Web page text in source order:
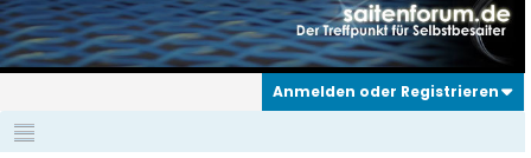
Anmelden oder Registrieren